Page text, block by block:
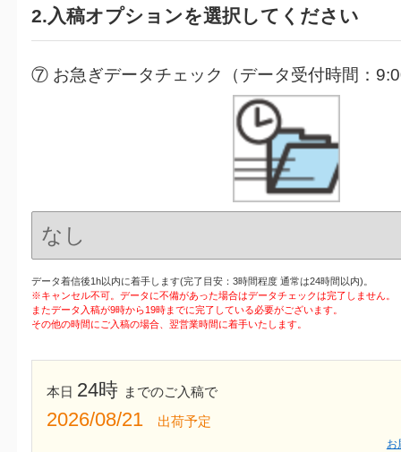
2.入稿オプションを選択してください
⑦ お急ぎデータチェック（データ受付時間：
データ着信後1h以内に着手します(完了目安：3時間程度 通常は24時間以内)。
※キャンセル不可。データに不備があった場合はデータチェックは完了しません。
またデータ入稿が9時から19時までに完了している必要がございます。
その他の時間にご入稿の場合、翌営業時間に着手いたします。
本日 24時 までのご入稿で
2026/08/21 出荷予定
お